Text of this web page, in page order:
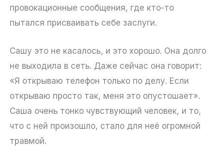
провокационные сообщения, где кто-то
пытался присваивать себе заслуги.
Сашу это не касалось, и это хорошо. Она долго
не выходила в сеть. Даже сейчас она говорит:
«Я открываю телефон только по делу. Если
открываю просто так, меня это опустошает».
Саша очень тонко чувствующий человек, и то,
что с ней произошло, стало для неё огромной
травмой.